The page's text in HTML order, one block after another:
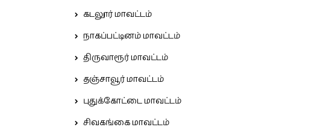
கடலூர் மாவட்டம்
நாகப்பட்டினம் மாவட்டம்
திருவாரூர் மாவட்டம்
தஞ்சாவூர் மாவட்டம்
புதுக்கோட்டை மாவட்டம்
சிவகங்கை மாவட்டம்